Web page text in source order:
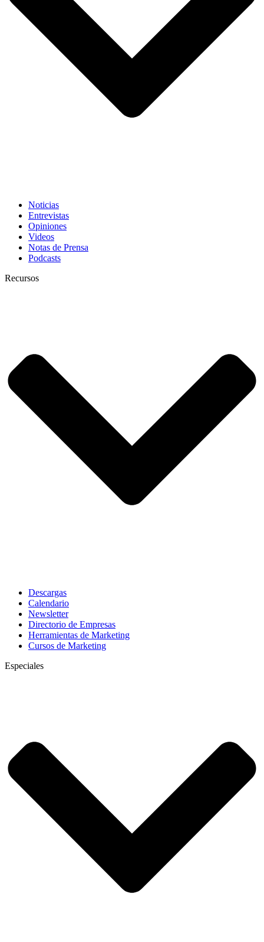
Noticias
Entrevistas
Opiniones
Videos
Notas de Prensa
Podcasts
Recursos
Descargas
Calendario
Newsletter
Directorio de Empresas
Herramientas de Marketing
Cursos de Marketing
Especiales